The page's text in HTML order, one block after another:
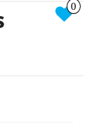
0